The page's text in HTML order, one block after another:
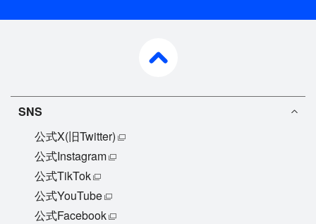
SNS
公式X(旧Twitter)
公式Instagram
公式TikTok
公式YouTube
公式Facebook